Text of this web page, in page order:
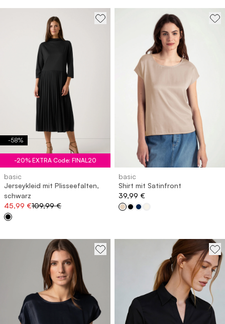
-58%
-20% EXTRA Code: FINAL20
basic
Jerseykleid mit Plisseefalten,
schwarz
45,99 €109,99 €
basic
Shirt mit Satinfront
39,99 €